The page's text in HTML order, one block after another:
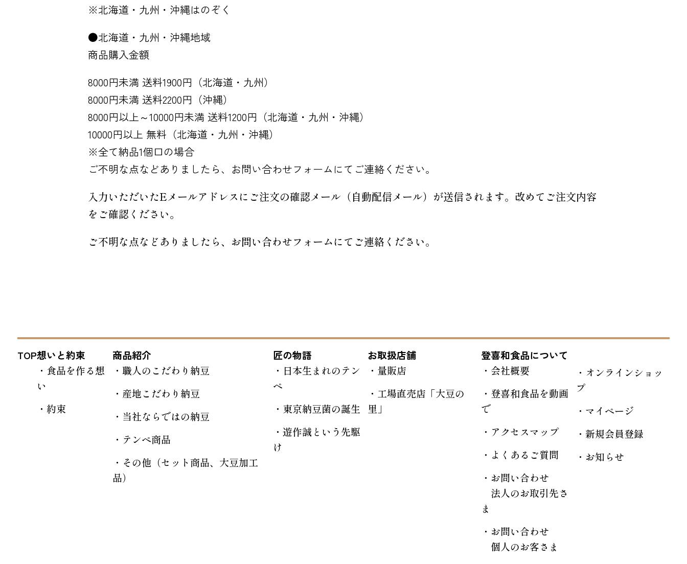
※北海道・九州・沖縄はのぞく
●北海道・九州・沖縄地域
商品購入金額
8000円未満 送料1900円（北海道・九州）
8000円未満 送料2200円（沖縄）
8000円以上～10000円未満 送料1200円（北海道・九州・沖縄）
10000円以上 無料（北海道・九州・沖縄）
※全て納品1個口の場合
ご不明な点などありましたら、お問い合わせフォームにてご連絡ください。
入力いただいたEメールアドレスにご注文の確認メール（自動配信メール）が送信されます。改めてご注文内容
をご確認ください。
ご不明な点などありましたら、お問い合わせフォームにてご連絡ください。
TOP想いと約束
食品を作る想
い
約束
商品紹介
職人のこだわり納豆
産地こだわり納豆
当社ならではの納豆
テンペ商品
その他（セット商品、大豆加工
品）
匠の物語
日本生まれのテン
ペ
東京納豆菌の誕生
遊作誠という先駆
け
お取扱店舗
量販店
工場直売店「大豆の
里」
登喜和食品について
会社概要
登喜和食品を動画
で
アクセスマップ
よくあるご質問
お問い合わせ
法人のお取引先さ
ま
お問い合わせ
個人のお客さま
オンラインショッ
プ
マイページ
新規会員登録
お知らせ